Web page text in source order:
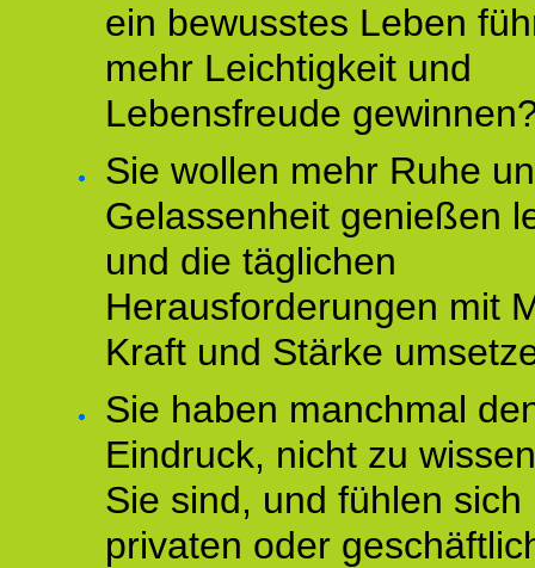
ein bewusstes Leben
mehr Leichtigkeit und
Lebensfreude
Sie wollen mehr Ruhe
Gelassenheit genießen
und die täglichen
Herausforderungen mit
Kraft und Stärke
Sie haben manchmal
Eindruck, nicht zu
Sie sind, und fühlen sich
privaten oder